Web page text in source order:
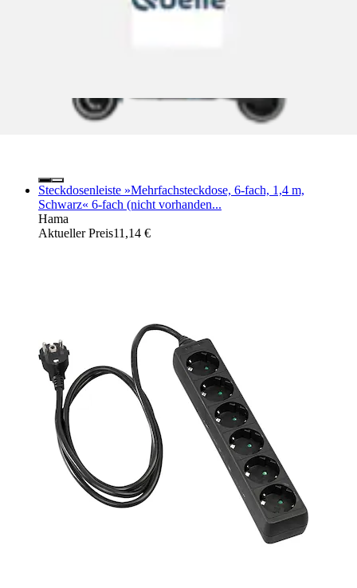
Steckdosenleiste »Mehrfachsteckdose, 6-fach, 1,4 m,
Schwarz« 6-fach (nicht vorhanden...
Hama
Aktueller Preis11,14 €